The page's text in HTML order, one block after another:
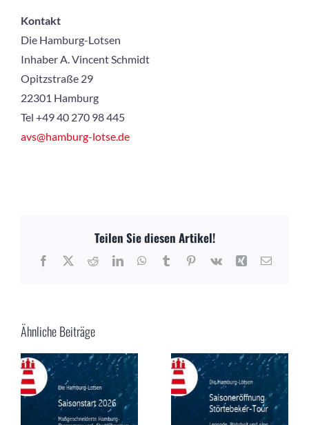
Kontakt
Die Hamburg-Lotsen
Inhaber A. Vincent Schmidt
Opitzstraße 29
22301 Hamburg
Tel +49 40 270 98 445
avs@hamburg-lotse.de
Teilen Sie diesen Artikel!
Facebook
X RedditLinkedInWhatsApp
TumblrPinterest
Vk Xing E-
Ähnliche Beiträge